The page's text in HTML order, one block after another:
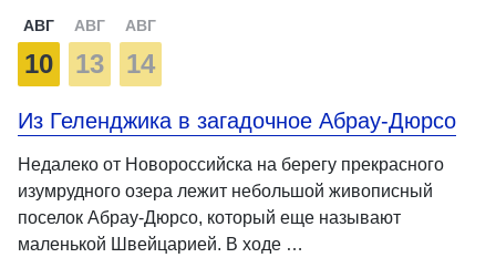
АВГ
10
АВГ
13
АВГ
14
Из Геленджика в загадочное Абрау-Дюрсо
Недалеко от Новороссийска на берегу прекрасного
изумрудного озера лежит небольшой живописный
поселок Абрау-Дюрсо, который еще называют
маленькой Швейцарией. В ходе …